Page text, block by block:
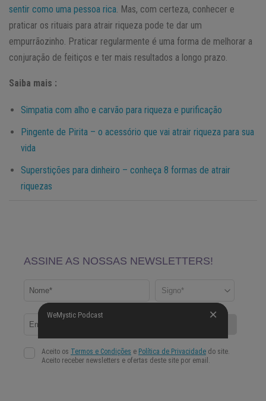
sentir como uma pessoa rica. Mas, com certeza, conhecer e
praticar os rituais para atrair riqueza pode te dar um
empurrãozinho. Praticar regularmente é uma forma de melhorar a
conjuração de feitiços e ter mais resultados a longo prazo.
Saiba mais :
Simpatia com alho e carvão para riqueza e purificação
Pingente de Pirita – o acessório que vai atrair riqueza para sua
vida
Superstições para dinheiro – conheça 8 formas de atrair
riquezas
WeMystic Podcast
WeMystic Podcast